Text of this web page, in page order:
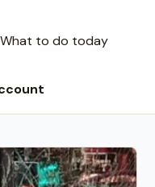
What to do today